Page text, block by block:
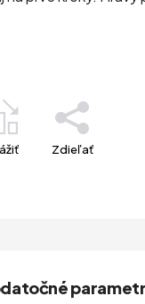
Zdieľať